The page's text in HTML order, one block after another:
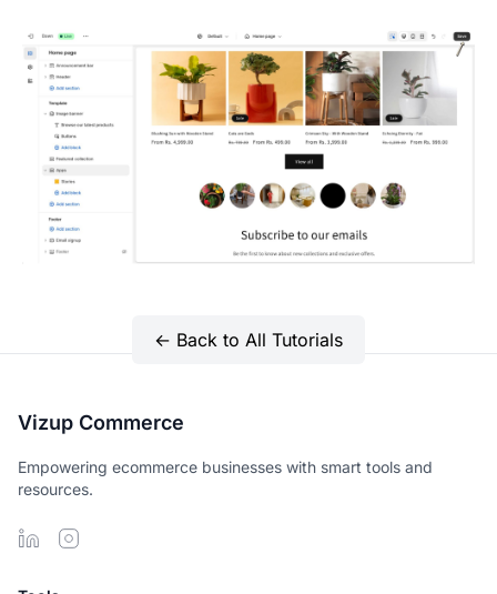
← Back to All Tutorials
Vizup Commerce
Empowering ecommerce businesses with smart tools and
resources.